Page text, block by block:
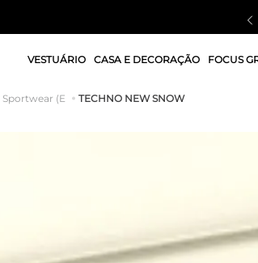
VESTUÁRIO CASA E DECORAÇÃO FOCUS
Sportwear (E TECHNO NEW SNOW